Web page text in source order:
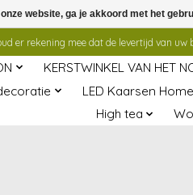
er rekening mee dat de levertijd van
KERSTWINKEL VAN HET
LED Kaarsen
High tea
website, ga je akkoord met het